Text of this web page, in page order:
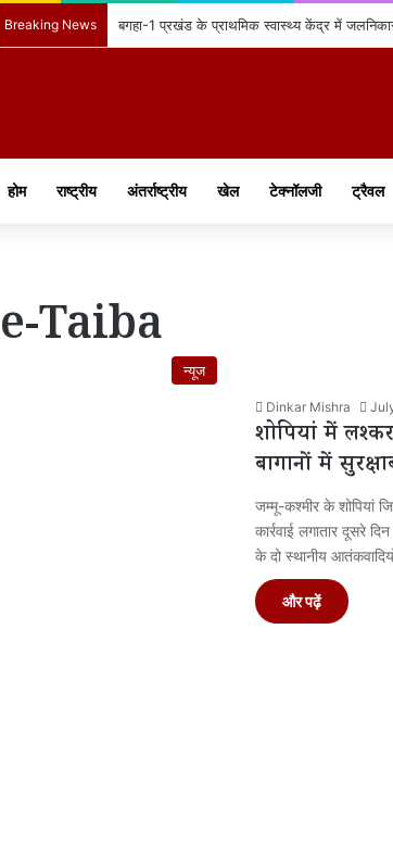
Breaking News बगहा-1 प्रखंड के प्राथमिक स्वास्थ्य केंद्र में
होम राष्ट्रीय अंतर्राष्ट्रीय खेल टेक्नॉलजी ट्रैवल
Taiba
न्यूज
Dinkar Mishra
शोपियां में
बागानों में
जम्मू-कश्मीर के शोपियां
कार्रवाई लगातार दूसरे
के दो स्थानीय
और पढ़ें